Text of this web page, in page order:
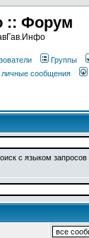
:: Форум
Группы
личные сообщения
с языком запросов